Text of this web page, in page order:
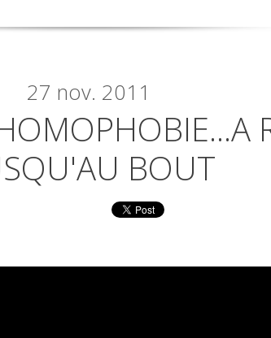
27 nov. 2011
BOUT